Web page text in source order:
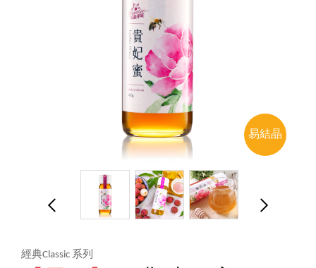
易結晶
經典Classic 系列